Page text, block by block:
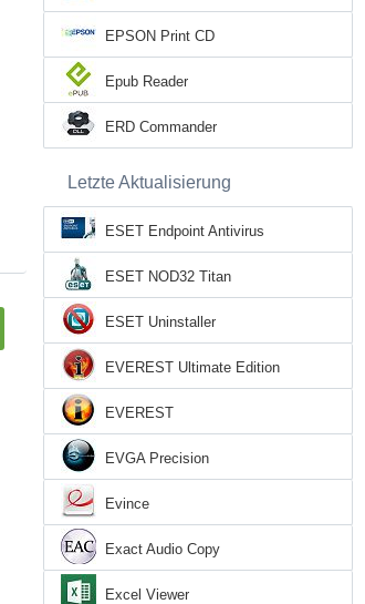
EPSON Print CD
Epub Reader
ERD Commander
Letzte Aktualisierung
ESET Endpoint Antivirus
ESET NOD32 Titan
ESET Uninstaller
EVEREST Ultimate Edition
EVEREST
EVGA Precision
Evince
Exact Audio Copy
Excel Viewer